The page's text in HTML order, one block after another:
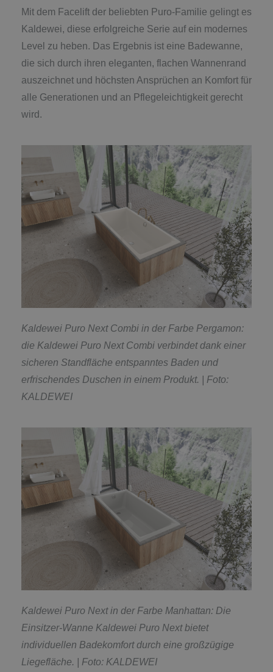
Mit dem Facelift der beliebten Puro-Familie gelingt es
Kaldewei, diese erfolgreiche Serie auf ein modernes
Level zu heben. Das Ergebnis ist eine Badewanne,
die sich durch ihren eleganten, flachen Wannenrand
auszeichnet und höchsten Ansprüchen an Komfort für
alle Generationen und an Pflegeleichtigkeit gerecht
wird.
Kaldewei Puro Next Combi in der Farbe Pergamon:
die Kaldewei Puro Next Combi verbindet dank einer
sicheren Standfläche entspanntes Baden und
erfrischendes Duschen in einem Produkt.
| Foto:
KALDEWEI
Kaldewei Puro Next in der Farbe Manhattan: Die
Einsitzer-Wanne Kaldewei Puro Next bietet
individuellen Badekomfort durch eine großzügige
Liegefläche. | Foto: KALDEWEI